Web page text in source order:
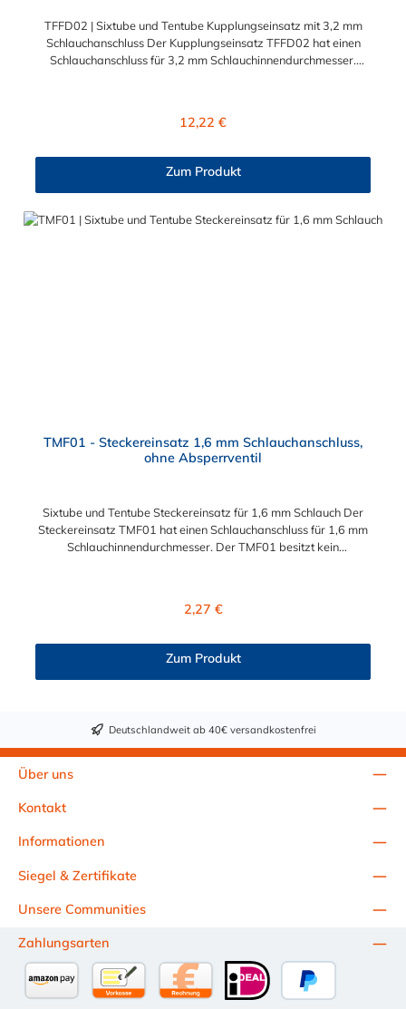
TFFD02 | Sixtube und Tentube Kupplungseinsatz mit 3,2 mm
Schlauchanschluss Der Kupplungseinsatz TFFD02 hat einen
Schlauchanschluss für 3,2 mm Schlauchinnendurchmesser.
Regulärer Preis:
12,22 €
Zum Produkt
TMF01 - Steckereinsatz 1,6 mm Schlauchanschluss,
ohne Absperrventil
Sixtube und Tentube Steckereinsatz für 1,6 mm Schlauch Der
Steckereinsatz TMF01 hat einen Schlauchanschluss für 1,6 mm
Schlauchinnendurchmesser. Der TMF01 besitzt kein
Regulärer Preis:
2,27 €
Zum Produkt
Deutschlandweit ab 40€ versandkostenfrei
Über uns
Kontakt
Informationen
Unsere Communities
Siegel & Zertifikate
Zahlungsarten